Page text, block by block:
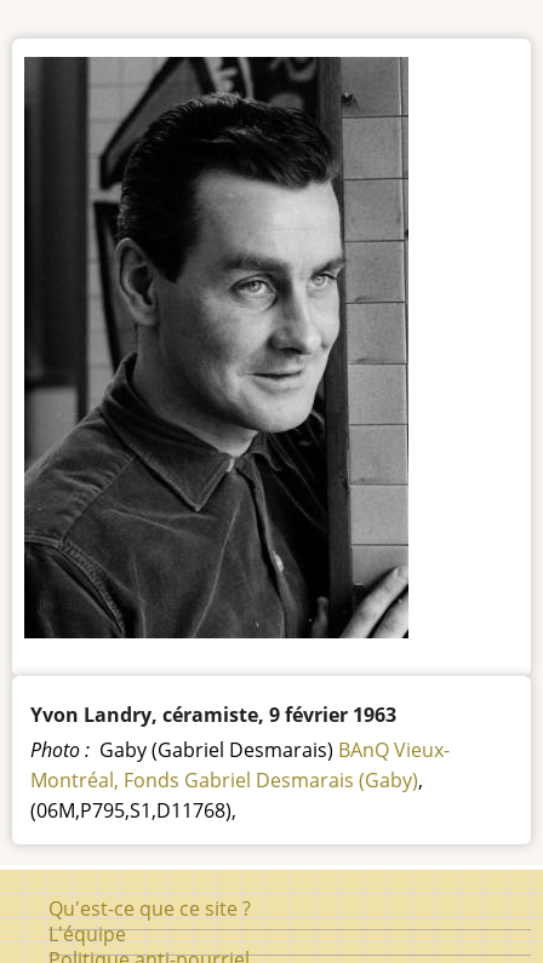
de
Texte
de
la
photo
l'artiste
Yvon Landry, céramiste, 9 février 1963
Photo :Gaby (Gabriel Desmarais) BAnQ Vieux-
Montréal, Fonds Gabriel Desmarais (Gaby),
(06M,P795,S1,D11768),
Pied
de
Qu'est-ce que ce site ?
L'équipe